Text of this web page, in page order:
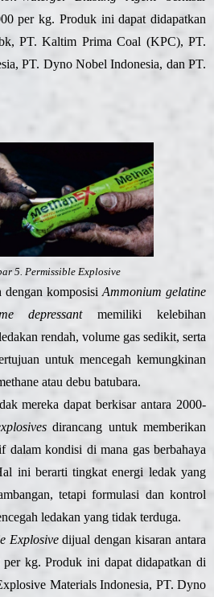
per kg. Produk ini dapat didapatkan
PT. Kaltim Prima Coal (KPC), PT.
PT. Dyno Nobel Indonesia, dan PT.
5. Permissible Explosive
dengan komposisi Ammonium gelatine
depressantmemiliki kelebihan
rendah, volume gas sedikit, serta
untuk mencegah kemungkinan
atau debu batubara.
mereka dapat berkisar antara 2000-
dirancang untuk memberikan
dalam kondisi di mana gas berbahaya
ini berarti tingkat energi ledak yang
tetapi formulasi dan kontrol
ledakan yang tidak terduga.
Explosivedijual dengan kisaran antara
kg. Produk ini dapat didapatkan di
Materials Indonesia, PT. Dyno